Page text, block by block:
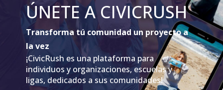
ÚNETE A CIVICRUSH
Transforma tú comunidad un proyecto a
la vez
¡CivicRush es una plataforma para
individuos y organizaciones, escuelas y
ligas, dedicados a sus comunidades!